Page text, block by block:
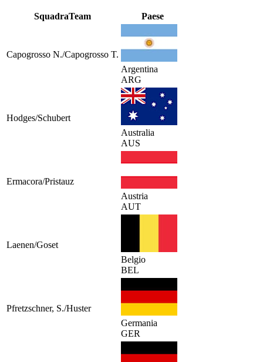
SquadraTeam Paese
Capogrosso N./Capogrosso T.
Argentina
ARG
Hodges/Schubert
Australia
AUS
Ermacora/Pristauz
Austria
AUT
Laenen/Goset
Belgio
BEL
Pfretzschner, S./Huster
Germania
GER